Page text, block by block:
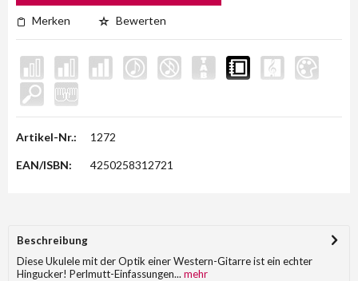
Merken Bewerten
Artikel-Nr.: 1272
EAN/ISBN: 4250258312721
Beschreibung
Diese Ukulele mit der Optik einer Western-Gitarre ist ein echter
Hingucker! Perlmutt-Einfassungen... mehr